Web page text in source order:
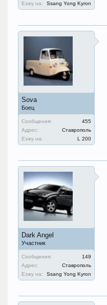
Езжу на:
Ssang Yong Kyron
Sova
Боец
Сообщения:
455
Адрес:
Ставрополь
Езжу на:
L 200
Dark Angel
Участник
Сообщения:
149
Адрес:
Ставрополь
Езжу на:
Ssang Yong Kyron